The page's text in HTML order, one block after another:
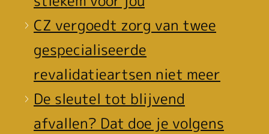
CZ vergoedt zorg van twee
gespecialiseerde
revalidatieartsen niet meer
De sleutel tot blijvend
afvallen? Dat doe je volgens